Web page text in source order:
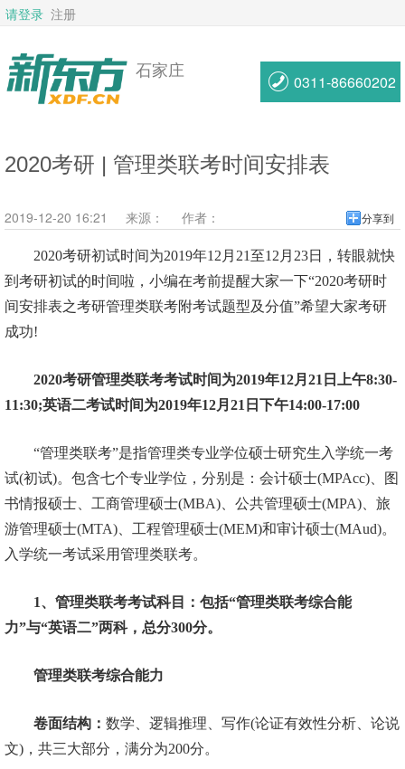
请登录 注册
石家庄
0311-86660202
2020考研 | 管理类联考时间安排表
2019-12-20 16:21 来源： 作者： 分享到
2020考研初试时间为2019年12月21至12月23日，转眼就快
到考研初试的时间啦，小编在考前提醒大家一下“2020考研时
间安排表之考研管理类联考附考试题型及分值”希望大家考研
成功!
2020考研管理类联考考试时间为2019年12月21日上午8:30-
11:30;英语二考试时间为2019年12月21日下午14:00-17:00
“管理类联考”是指管理类专业学位硕士研究生入学统一考
试(初试)。包含七个专业学位，分别是：会计硕士(MPAcc)、图
书情报硕士、工商管理硕士(MBA)、公共管理硕士(MPA)、旅
游管理硕士(MTA)、工程管理硕士(MEM)和审计硕士(MAud)。
入学统一考试采用管理类联考。
1、管理类联考考试科目：包括“管理类联考综合能
力”与“英语二”两科，总分300分。
管理类联考综合能力
卷面结构： 数学、逻辑推理、写作(论证有效性分析、论说
文)，共三大部分，满分为200分。